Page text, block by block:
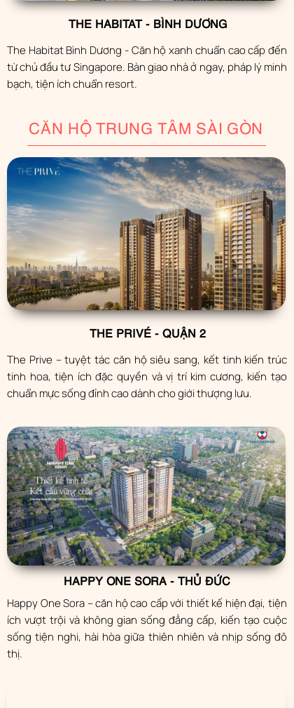
THE HABITAT - BÌNH DƯƠNG
The Habitat Bình Dương - Căn hộ xanh chuẩn cao cấp đến
từ chủ đầu tư Singapore. Bàn giao nhà ở ngay, pháp lý minh
bạch, tiện ích chuẩn resort.
CĂN HỘ TRUNG TÂM SÀI GÒN
THE PRIVÉ - QUẬN 2
The Prive – tuyệt tác căn hộ siêu sang, kết tinh kiến trúc
tinh hoa, tiện ích đặc quyền và vị trí kim cương, kiến tạo
chuẩn mực sống đỉnh cao dành cho giới thượng lưu.
HAPPY ONE SORA - THỦ ĐỨC
Happy One Sora – căn hộ cao cấp với thiết kế hiện đại, tiện
ích vượt trội và không gian sống đẳng cấp, kiến tạo cuộc
sống tiện nghi, hài hòa giữa thiên nhiên và nhịp sống đô
thị.